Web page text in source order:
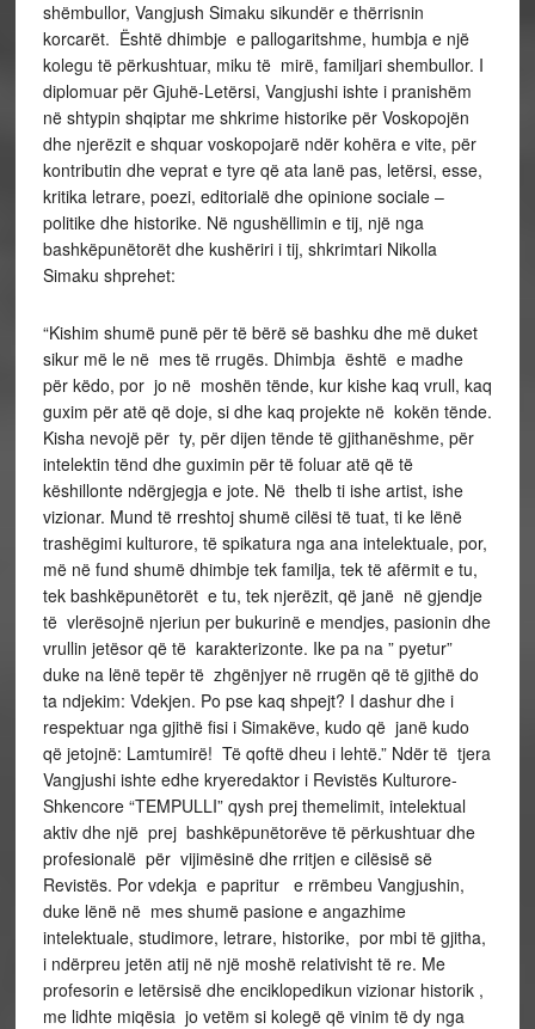
shëmbullor, Vangjush Simaku sikundër e thërrisnin
korcarët. Është dhimbje e pallogaritshme, humbja e një
kolegu të përkushtuar, miku të mirë, familjari shembullor. I
diplomuar për Gjuhë-Letërsi, Vangjushi ishte i pranishëm
në shtypin shqiptar me shkrime historike për Voskopojën
dhe njerëzit e shquar voskopojarë ndër kohëra e vite, për
kontributin dhe veprat e tyre që ata lanë pas, letërsi, esse,
kritika letrare, poezi, editorialë dhe opinione sociale –
politike dhe historike. Në ngushëllimin e tij, një nga
bashkëpunëtorët dhe kushëriri i tij, shkrimtari Nikolla
Simaku shprehet:
“Kishim shumë punë për të bërë së bashku dhe më duket
sikur më le në mes të rrugës. Dhimbja është e madhe
për këdo, por jo në moshën tënde, kur kishe kaq vrull, kaq
guxim për atë që doje, si dhe kaq projekte në kokën tënde.
Kisha nevojë për ty, për dijen tënde të gjithanëshme, për
intelektin tënd dhe guximin për të foluar atë që të
këshillonte ndërgjegja e jote. Në thelb ti ishe artist, ishe
vizionar. Mund të rreshtoj shumë cilësi të tuat, ti ke lënë
trashëgimi kulturore, të spikatura nga ana intelektuale, por,
më në fund shumë dhimbje tek familja, tek të afërmit e tu,
tek bashkëpunëtorët e tu, tek njerëzit, që janë në gjendje
të vlerësojnë njeriun per bukurinë e mendjes, pasionin dhe
vrullin jetësor që të karakterizonte. Ike pa na ” pyetur”
duke na lënë tepër të zhgënjyer në rrugën që të gjithë do
ta ndjekim: Vdekjen. Po pse kaq shpejt? I dashur dhe i
respektuar nga gjithë fisi i Simakëve, kudo që janë kudo
që jetojnë: Lamtumirë! Të qoftë dheu i lehtë.” Ndër të tjera
Vangjushi ishte edhe kryeredaktor i Revistës Kulturore-
Shkencore “TEMPULLI” qysh prej themelimit, intelektual
aktiv dhe një prej bashkëpunëtorëve të përkushtuar dhe
profesionalë për vijimësinë dhe rritjen e cilësisë së
Revistës. Por vdekja e papritur e rrëmbeu Vangjushin,
duke lënë në mes shumë pasione e angazhime
intelektuale, studimore, letrare, historike, por mbi të gjitha,
i ndërpreu jetën atij në një moshë relativisht të re. Me
profesorin e letërsisë dhe enciklopedikun vizionar historik ,
me lidhte miqësia jo vetëm si kolegë që vinim të dy nga